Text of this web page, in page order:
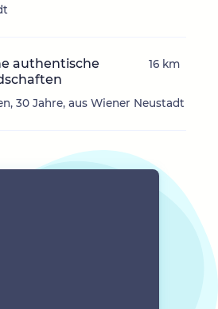
authentische
30 Jahre, aus Wiener Neustadt
16 km